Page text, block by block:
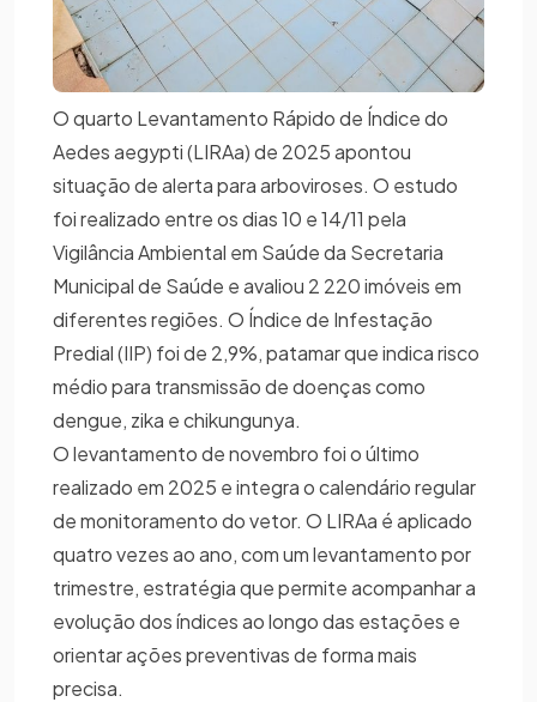
O quarto Levantamento Rápido de Índice do
Aedes aegypti (LIRAa) de 2025 apontou
situação de alerta para arboviroses. O estudo
foi realizado entre os dias 10 e 14/11 pela
Vigilância Ambiental em Saúde da Secretaria
Municipal de Saúde e avaliou 2 220 imóveis em
diferentes regiões. O Índice de Infestação
Predial (IIP) foi de 2,9%, patamar que indica risco
médio para transmissão de doenças como
dengue, zika e chikungunya.
O levantamento de novembro foi o último
realizado em 2025 e integra o calendário regular
de monitoramento do vetor. O LIRAa é aplicado
quatro vezes ao ano, com um levantamento por
trimestre, estratégia que permite acompanhar a
evolução dos índices ao longo das estações e
orientar ações preventivas de forma mais
precisa.